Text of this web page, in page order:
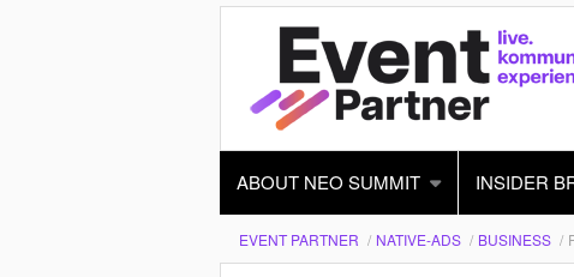
ABOUT NEO SUMMIT INSIDER
EVENT PARTNER NATIVE-ADS BUSINESS